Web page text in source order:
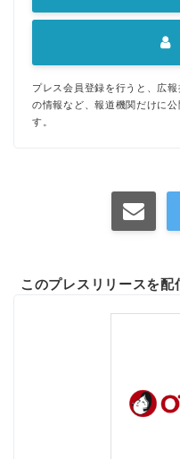
プレス会員登録を行うと、広
の情報など、報道機関だけに
す。
このプレスリリースを配